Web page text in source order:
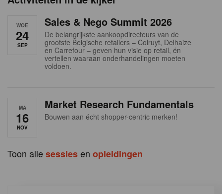
n
WOE
24
SEP
Sales & Nego Summit 2026
De belangrijkste aankoopdirecteurs van de
grootste Belgische retailers – Colruyt, Delhaize
en Carrefour – geven hun visie op retail, én
vertellen waaraan onderhandelingen moeten
voldoen.
MA
16
NOV
Market Research Fundamentals
Bouwen aan écht shopper-centric merken!
Toon allesessiesen opleidingen